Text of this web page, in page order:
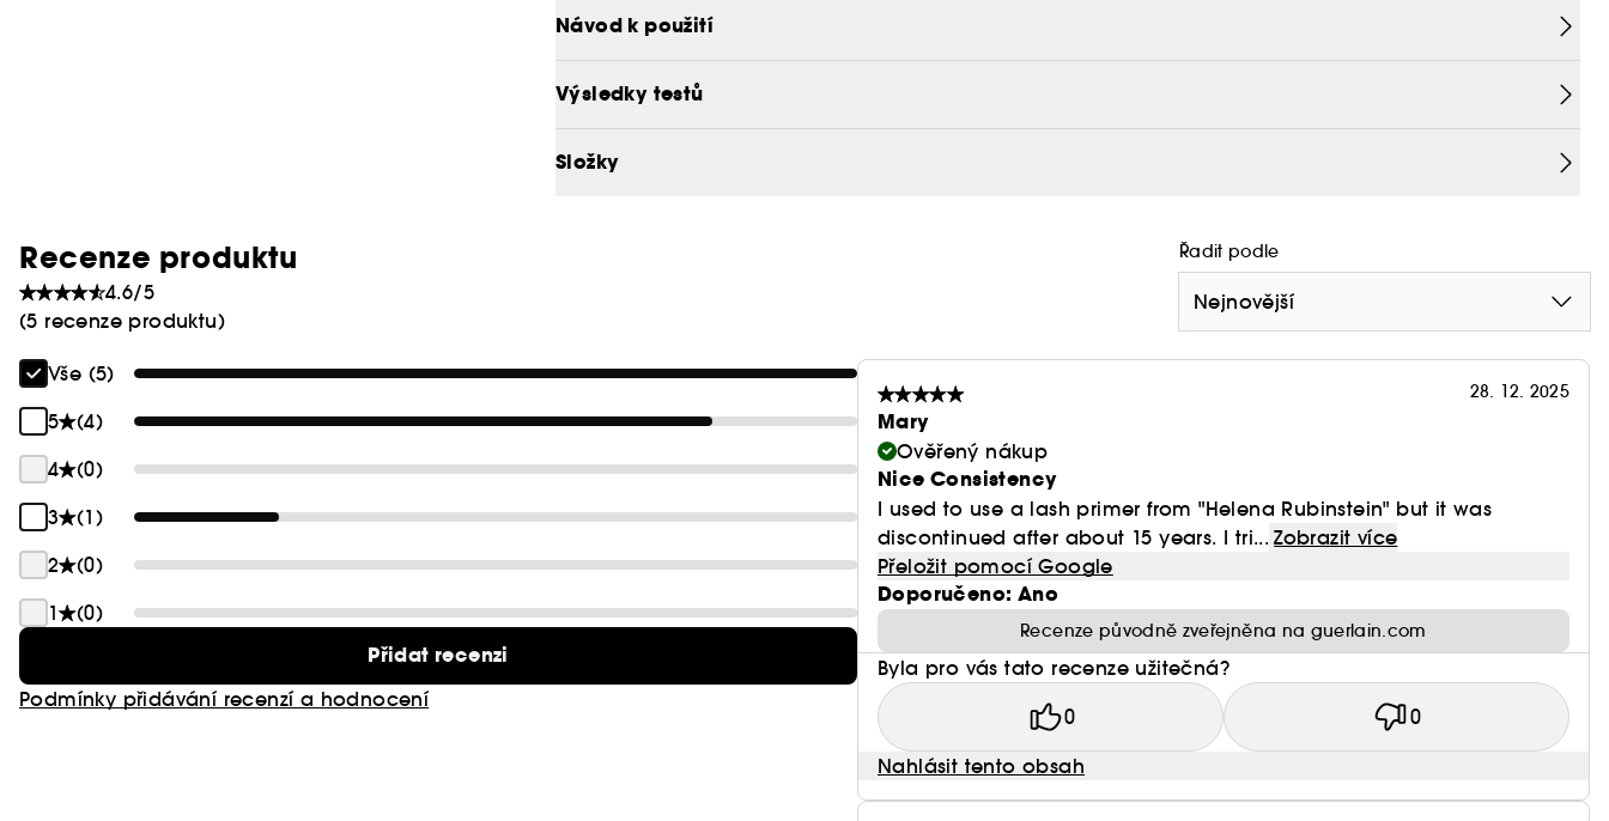
¹Klinické hodnocení a přístrojový test na 25 ženách bílé pleti.
Návod k použití
Výsledky testů
Složky
Recenze produktu
4.6/5
(5 recenze produktu)
Řadit podle
Nejnovější
Vše (5)
5
(4)
4
(0)
3
(1)
2
(0)
1
(0)
Přidat recenzi
Podmínky přidávání recenzí a hodnocení
28. 12. 2025
Mary
Ověřený nákup
Nice Consistency
I used to use a lash primer from "Helena Rubinstein" but it was
discontinued after about 15 years. I tri... Zobrazit více
Přeložit pomocí Google
Doporučeno: Ano
Recenze původně zveřejněna na guerlain.com
Byla pro vás tato recenze užitečná?
0 0
Nahlásit tento obsah